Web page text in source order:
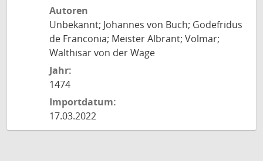
Autoren
Unbekannt; Johannes von Buch; Godefridus
de Franconia; Meister Albrant; Volmar;
Walthisar von der Wage
Jahr:
1474
Importdatum:
17.03.2022